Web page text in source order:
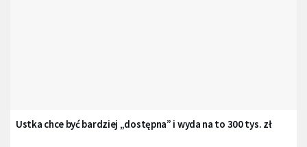
Ustka chce być bardziej „dostępna” i wyda na to 300 tys. zł